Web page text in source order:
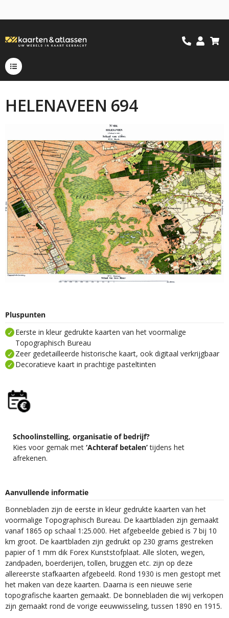
HELENAVEEN 694
Pluspunten
Eerste in kleur gedrukte kaarten van het voormalige
Topographisch Bureau
Zeer gedetailleerde historische kaart, ook digitaal verkrijgbaar
Decoratieve kaart in prachtige pasteltinten
Schoolinstelling, organisatie of bedrijf?
Kies voor gemak met ‘Achteraf betalen’tijdens het
afrekenen.
Aanvullende informatie
Bonnebladen zijn de eerste in kleur gedrukte kaarten van het
voormalige Topographisch Bureau. De kaartbladen zijn gemaakt
vanaf 1865 op schaal 1:25.000. Het afgebeelde gebied is 7 bij 10
km groot. De kaartbladen zijn gedrukt op 230 grams gestreken
papier of 1 mm dik Forex Kunststofplaat. Alle sloten, wegen,
zandpaden, boerderijen, tollen, bruggen etc. zijn op deze
allereerste stafkaarten afgebeeld. Rond 1930 is men gestopt met
het maken van deze kaarten. Daarna is een nieuwe serie
topografische kaarten gemaakt. De bonnebladen die wij verkopen
zijn gemaakt rond de vorige eeuwwisseling, tussen 1890 en 1915.